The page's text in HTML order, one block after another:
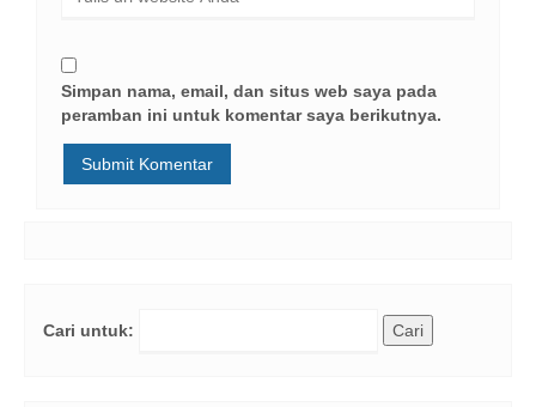
Simpan nama, email, dan situs web saya pada
peramban ini untuk komentar saya berikutnya.
Cari untuk: